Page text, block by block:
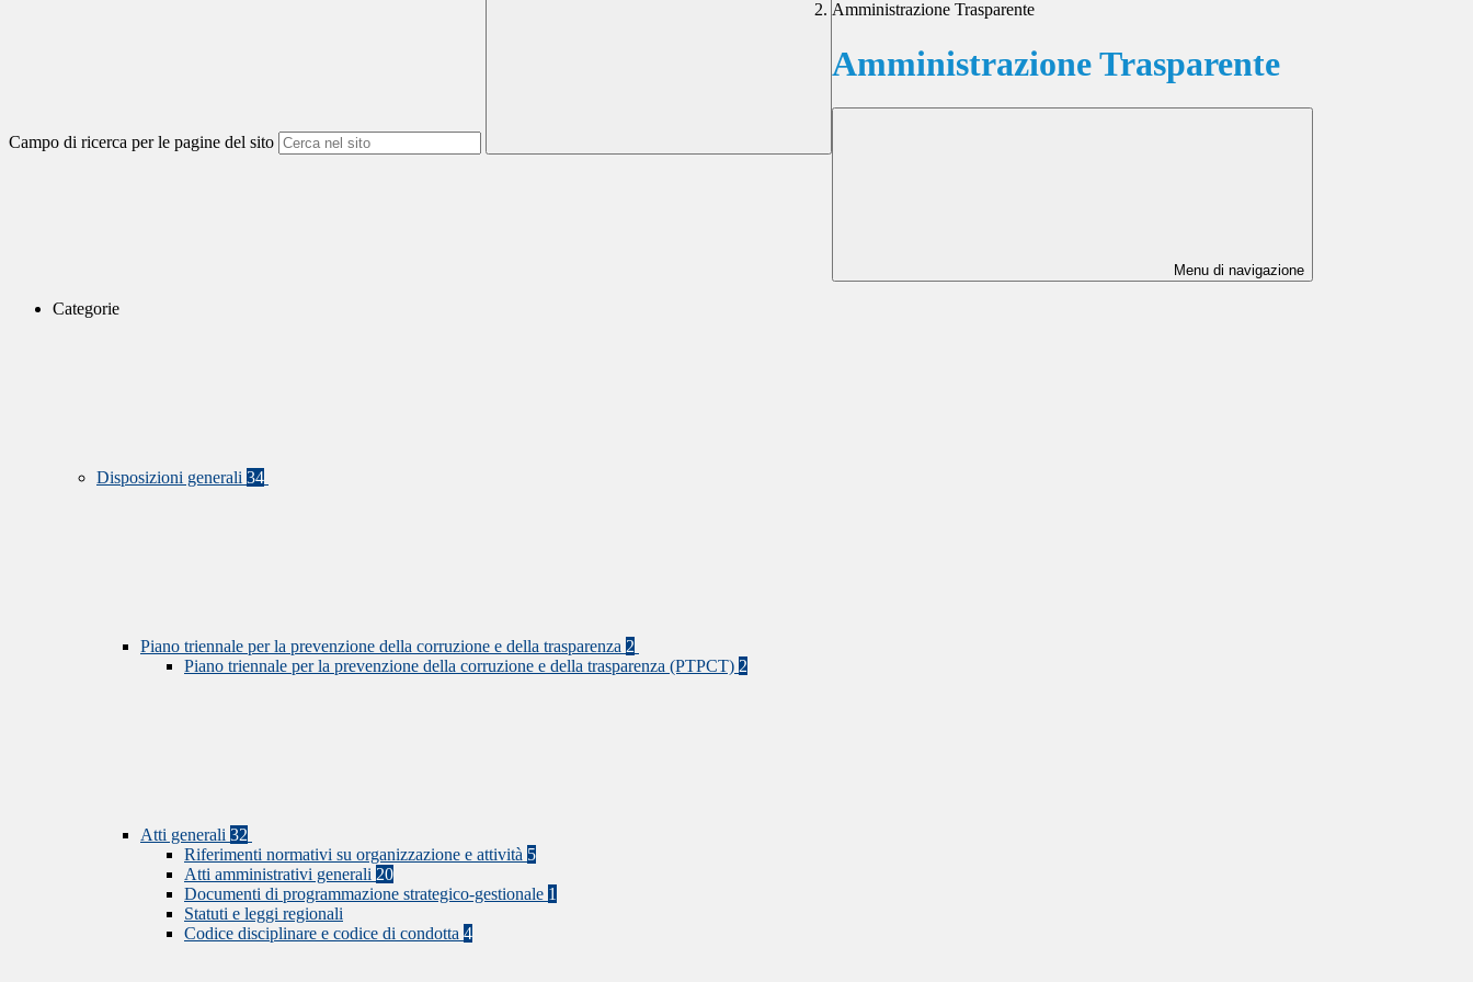
Campo di ricerca per le pagine del sito
Amministrazione Trasparente
Amministrazione Trasparente
Menu di navigazione
Categorie
Disposizioni generali 34
Piano triennale per la prevenzione della corruzione e della trasparenza 2
Piano triennale per la prevenzione della corruzione e della trasparenza (PTPCT) 2
Atti generali 32
Riferimenti normativi su organizzazione e attività 5
Atti amministrativi generali 20
Documenti di programmazione strategico-gestionale 1
Statuti e leggi regionali
Codice disciplinare e codice di condotta 4